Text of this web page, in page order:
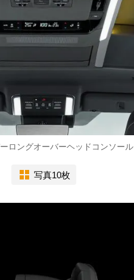
ロングオーバーヘッドコンソール
写真10枚